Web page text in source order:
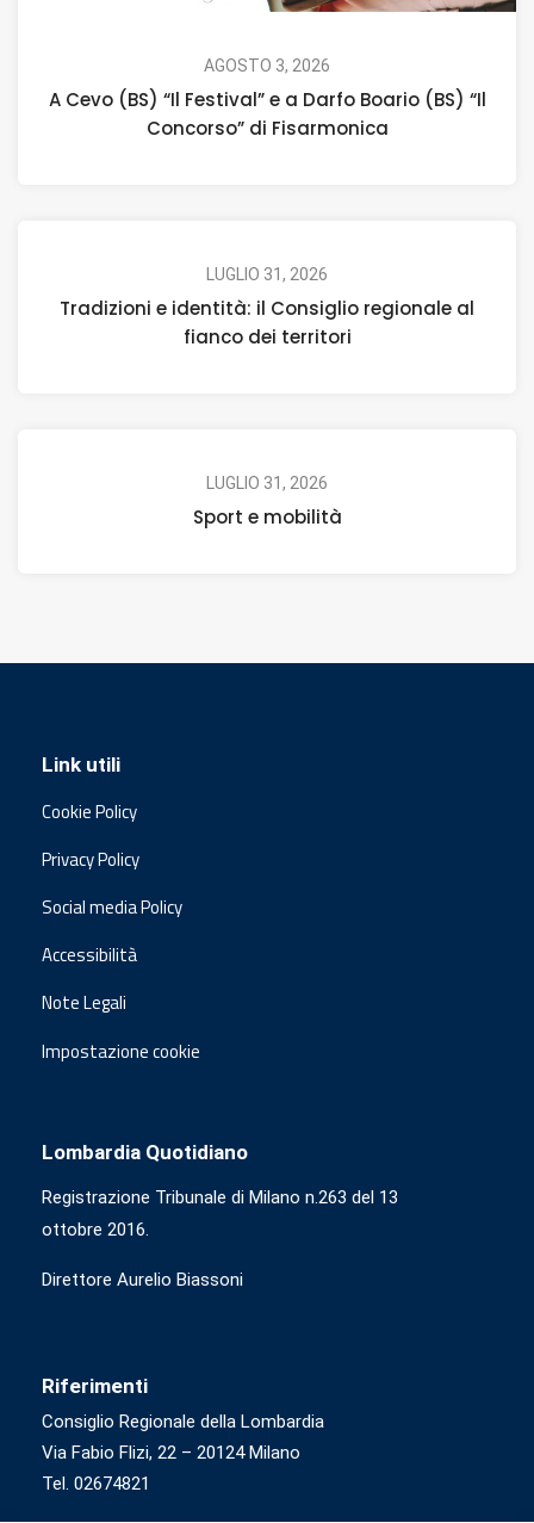
AGOSTO 3, 2026
A Cevo (BS) “Il Festival” e a Darfo Boario (BS) “Il
Concorso” di Fisarmonica
LUGLIO 31, 2026
Tradizioni e identità: il Consiglio regionale al
fianco dei territori
LUGLIO 31, 2026
Sport e mobilità
Link utili
Cookie Policy
Privacy Policy
Social media Policy
Accessibilità
Note Legali
Impostazione cookie
Lombardia Quotidiano
Registrazione Tribunale di Milano n.263 del 13
ottobre 2016.
Direttore Aurelio Biassoni
Riferimenti
Consiglio Regionale della Lombardia
Via Fabio Flizi, 22 – 20124 Milano
Tel. 02674821